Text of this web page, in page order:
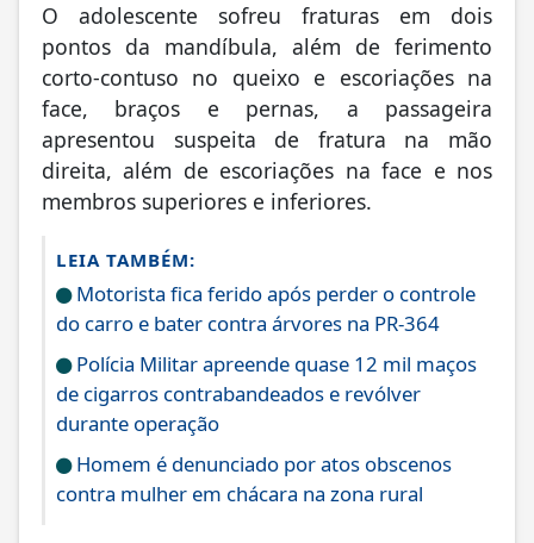
O adolescente sofreu fraturas em dois
pontos da mandíbula, além de ferimento
corto-contuso no queixo e escoriações na
face, braços e pernas, a passageira
apresentou suspeita de fratura na mão
direita, além de escoriações na face e nos
membros superiores e inferiores.
LEIA TAMBÉM:
Motorista fica ferido após perder o controle
do carro e bater contra árvores na PR-364
Polícia Militar apreende quase 12 mil maços
de cigarros contrabandeados e revólver
durante operação
Homem é denunciado por atos obscenos
contra mulher em chácara na zona rural